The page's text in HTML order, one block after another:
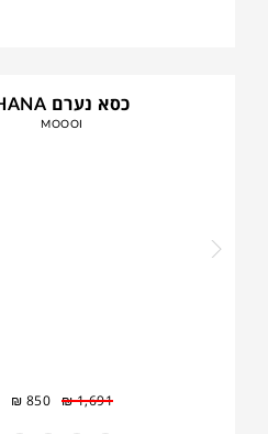
כסא נערם HANA
MOOOI
₪1,691
₪ 850